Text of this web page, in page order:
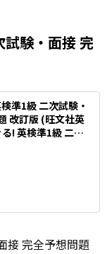
験・面接 完
準1級 二次試験・
改訂版 (旺文社英
! 英検準1級 二次
接 完全予想問題